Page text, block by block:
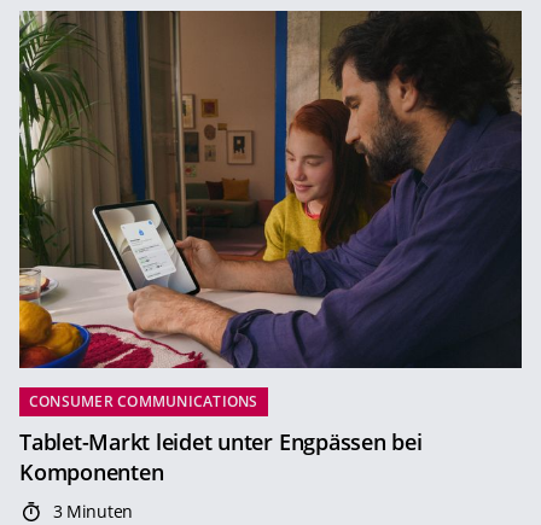
CONSUMER COMMUNICATIONS
Tablet-Markt leidet unter Engpässen bei
Komponenten
3 Minuten